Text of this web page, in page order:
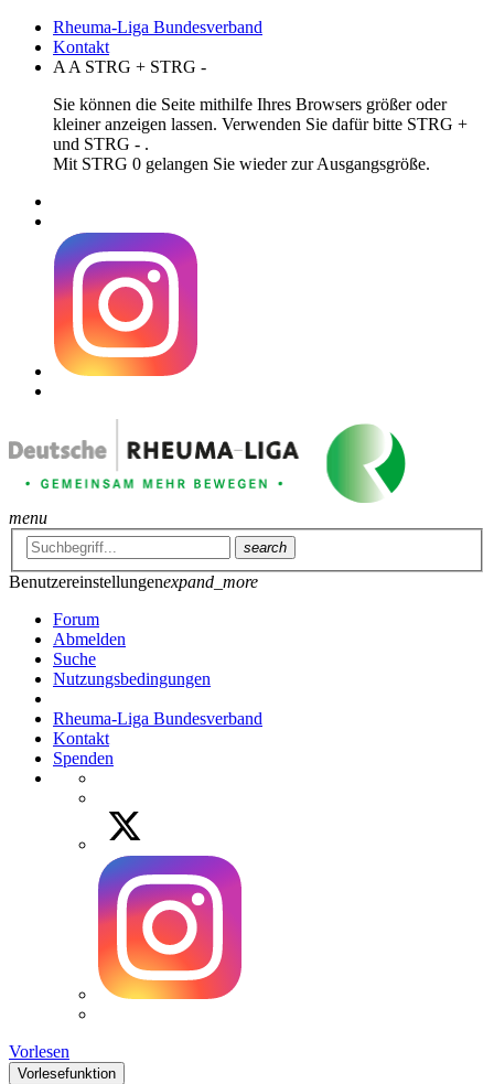
Rheuma-Liga Bundesverband
Kontakt
A A STRG + STRG -
Sie können die Seite mithilfe Ihres Browsers größer oder
kleiner anzeigen lassen. Verwenden Sie dafür bitte STRG +
und STRG - .
Mit STRG 0 gelangen Sie wieder zur Ausgangsgröße.
menu
search
Benutzereinstellungenexpand_more
Forum
Abmelden
Suche
Nutzungsbedingungen
Rheuma-Liga Bundesverband
Kontakt
Spenden
Vorlesen
Vorlesefunktion